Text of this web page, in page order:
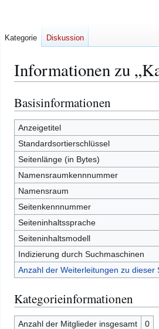
Informationen zu
Zur
Navigation
springen
Zur
Suche
springen
Basisinformationen
Anzeigetitel
Standardsortierschlüssel
Seitenlänge (in Bytes)
Namensraumkennnummer
Namensraum
Seitenkennnummer
Seiteninhaltssprache
Seiteninhaltsmodell
Indizierung durch Suchmaschinen
Anzahl der Weiterleitungen zu dieser
Kategorieinformationen
Anzahl der Mitglieder insgesamt
0
Kategorie Diskussion